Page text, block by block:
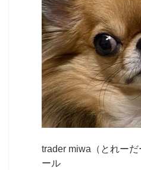
trader miwa（とれー
ール